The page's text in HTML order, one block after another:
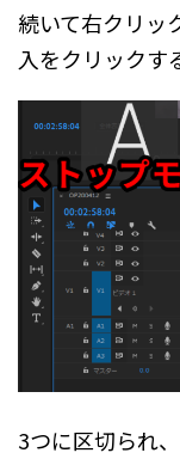
続いて右クリッ
入をクリックす
3つに区切られ